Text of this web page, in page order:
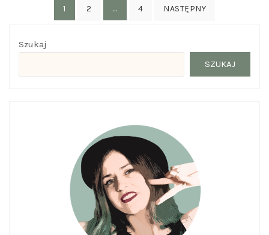
wpisach
1 2 … 4 NASTĘPNY
Szukaj
SZUKAJ